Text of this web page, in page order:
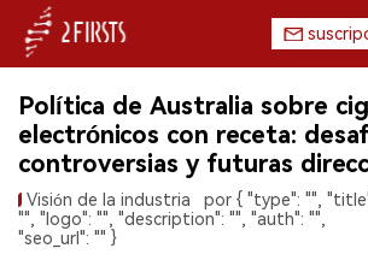
INICIO
EMPRESA
PRODUCTO
Política de Australia sobre
electrónicos con receta:
controversias y futuras
Visión de la industria
por { "type": "",
"", "logo": "", "description": "", "auth": "",
"seo_url": "" }